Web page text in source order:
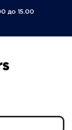
до 15.00